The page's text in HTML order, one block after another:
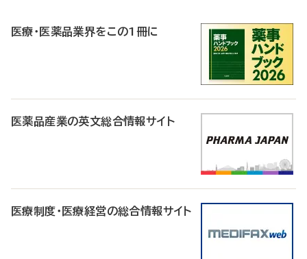
医療・医薬品業界をこの1冊に
医薬品産業の英文総合情報サイト
医療制度・医療経営の総合情報サイト